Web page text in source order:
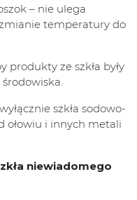
– nie ulega
temperatury do
produkty ze szkła były
szkła sodowo-
ołowiu i innych metali
niewiadomego